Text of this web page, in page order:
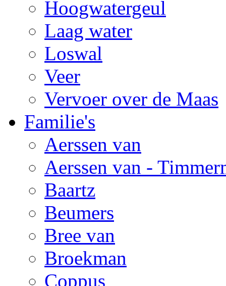
Hoogwatergeul
Laag water
Loswal
Veer
Vervoer over de Maas
Familie's
Aerssen van
Aerssen van -
Baartz
Beumers
Bree van
Broekman
Coppus